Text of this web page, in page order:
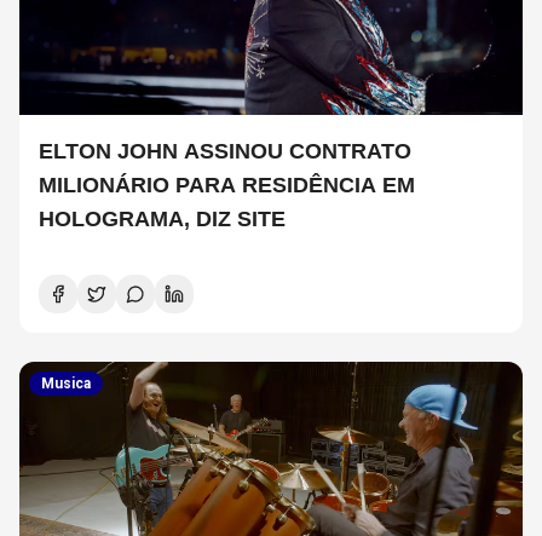
ELTON JOHN ASSINOU CONTRATO
MILIONÁRIO PARA RESIDÊNCIA EM
HOLOGRAMA, DIZ SITE
Musica